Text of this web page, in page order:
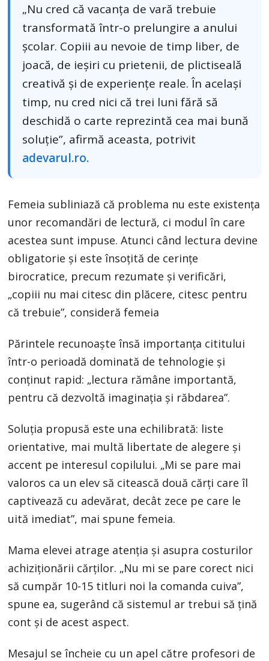
„Nu cred că vacanța de vară trebuie
transformată într-o prelungire a anului
școlar. Copiii au nevoie de timp liber, de
joacă, de ieșiri cu prietenii, de plictiseală
creativă și de experiențe reale. În același
timp, nu cred nici că trei luni fără să
deschidă o carte reprezintă cea mai bună
soluție”, afirmă aceasta, potrivit
adevarul.ro.
Femeia subliniază că problema nu este existența
unor recomandări de lectură, ci modul în care
acestea sunt impuse. Atunci când lectura devine
obligatorie și este însoțită de cerințe
birocratice, precum rezumate și verificări,
„copiii nu mai citesc din plăcere, citesc pentru
că trebuie”, consideră femeia
Părintele recunoaște însă importanța cititului
într-o perioadă dominată de tehnologie și
conținut rapid: „lectura rămâne importantă,
pentru că dezvoltă imaginația și răbdarea”.
Soluția propusă este una echilibrată: liste
orientative, mai multă libertate de alegere și
accent pe interesul copilului. „Mi se pare mai
valoros ca un elev să citească două cărți care îl
captivează cu adevărat, decât zece pe care le
uită imediat”, mai spune femeia.
Mama elevei atrage atenția și asupra costurilor
achiziționării cărților. „Nu mi se pare corect nici
să cumpăr 10-15 titluri noi la comanda cuiva”,
spune ea, sugerând că sistemul ar trebui să țină
cont și de acest aspect.
Mesajul se încheie cu un apel către profesori de